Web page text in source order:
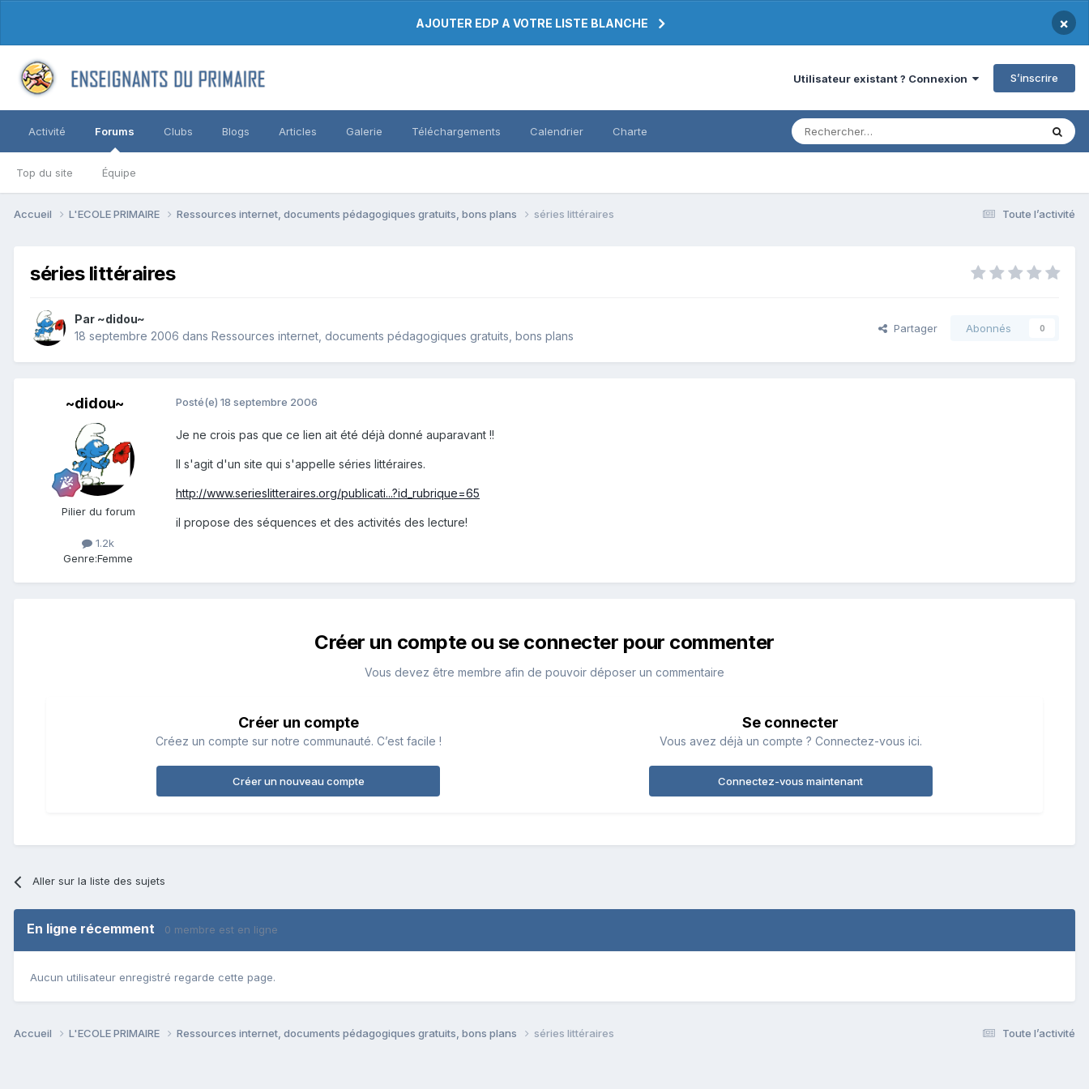
AJOUTER EDP A VOTRE LISTE BLANCHE ×
Utilisateur existant ? Connexion S’inscrire
Activité Forums
Top du site Équipe
Clubs Blogs Articles Galerie Téléchargements Calendrier Charte
Toute l’activité
Accueil L'ECOLE PRIMAIRE Ressources internet, documents pédagogiques gratuits, bons plans séries littéraires
séries littéraires
Par ~didou~
18 septembre 2006 dans Ressources internet, documents pédagogiques gratuits, bons plans
Partager Abonnés 0
~didou~
Pilier du forum
1.2k
Genre:Femme
Posté(e) 18 septembre 2006
Je ne crois pas que ce lien ait été déjà donné auparavant !!
Il s'agit d'un site qui s'appelle séries littéraires.
http://www.serieslitteraires.org/publicati...?id_rubrique=65
il propose des séquences et des activités des lecture!
Créer un compte ou se connecter pour commenter
Vous devez être membre afin de pouvoir déposer un commentaire
Créer un compte
Créez un compte sur notre communauté. C’est facile !
Créer un nouveau compte
Se connecter
Vous avez déjà un compte ? Connectez-vous ici.
Connectez-vous maintenant
Aller sur la liste des sujets
En ligne récemment 0 membre est en ligne
Aucun utilisateur enregistré regarde cette page.
Toute l’activité
Accueil L'ECOLE PRIMAIRE Ressources internet, documents pédagogiques gratuits, bons plans séries littéraires